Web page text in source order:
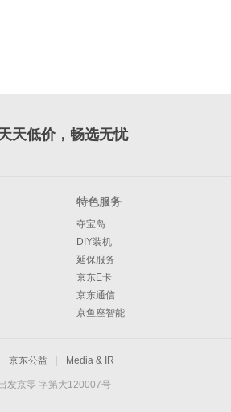
天低价，畅选无忧
特色服务
夺宝岛
DIY装机
延保服务
京东E卡
京东通信
京鱼座智能
京东公益 Media & IR
发京零 字第大120007号